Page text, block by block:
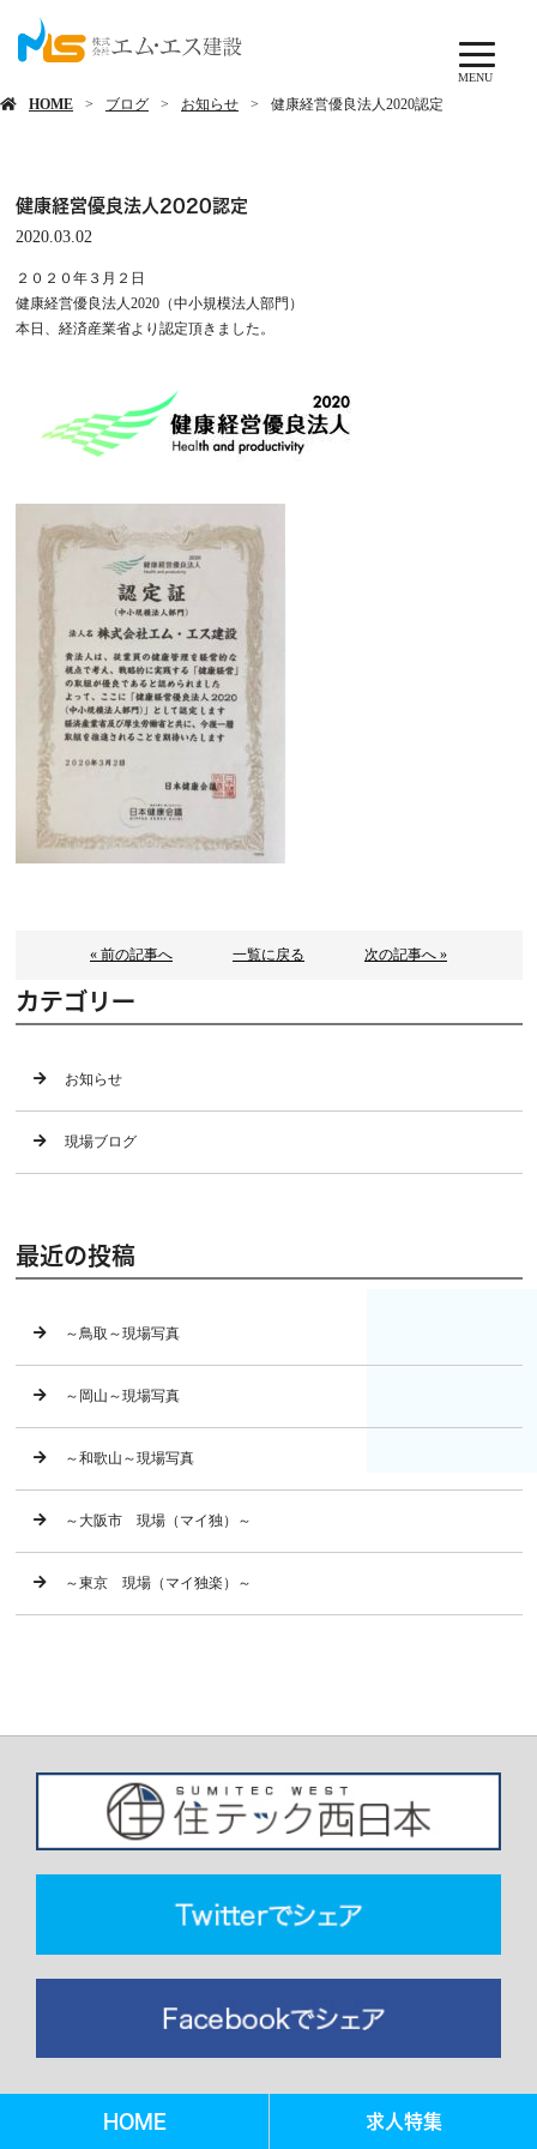
MENU
HOME ブログ お知らせ 健康経営優良法人2020認定
健康経営優良法人2020認定
2020.03.02
２０２０年３月２日
健康経営優良法人2020（中小規模法人部門）
本日、経済産業省より認定頂きました。
« 前の記事へ 一覧に戻る 次の記事へ »
カテゴリー
お知らせ
現場ブログ
最近の投稿
～鳥取～現場写真
～岡山～現場写真
～和歌山～現場写真
～大阪市 現場（マイ独）～
～東京 現場（マイ独楽）～
HOME 求人特集